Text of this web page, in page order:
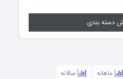
دسته بندی
ماهانه سالانه